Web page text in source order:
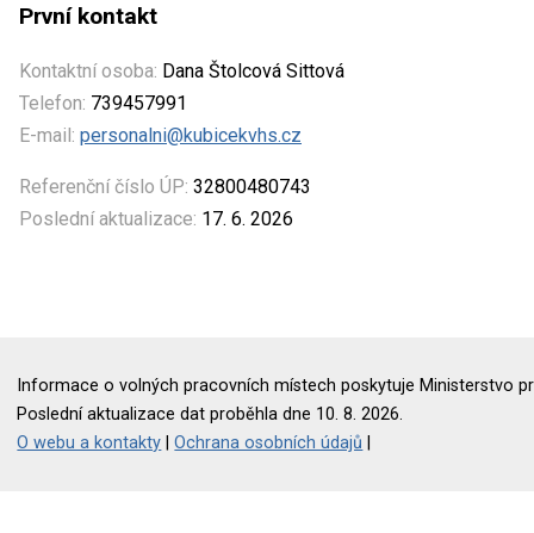
První kontakt
Kontaktní osoba: Dana Štolcová Sittová
Telefon: 739457991
E-mail: personalni@kubicekvhs.cz
Referenční číslo ÚP: 32800480743
Poslední aktualizace: 17. 6. 2026
Informace o volných pracovních místech poskytuje Ministerstvo
Poslední aktualizace dat proběhla dne 10. 8. 2026.
O webu a kontakty |Ochrana osobních údajů